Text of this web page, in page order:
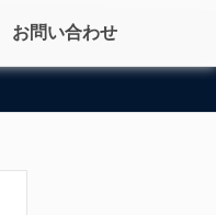
お問い合わせ